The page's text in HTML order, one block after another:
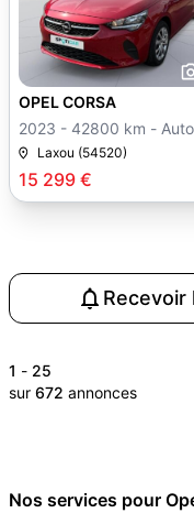
15 299 €
OPEL CORSA
2023 - 42800 km - Auto
Laxou (54520)
Recevoir
1 - 25
sur 672 annonces
Nos services pour